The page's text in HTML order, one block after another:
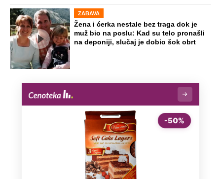
ZABAVA
Žena i ćerka nestale bez traga dok je
muž bio na poslu: Kad su telo pronašli
na deponiji, slučaj je dobio šok obrt